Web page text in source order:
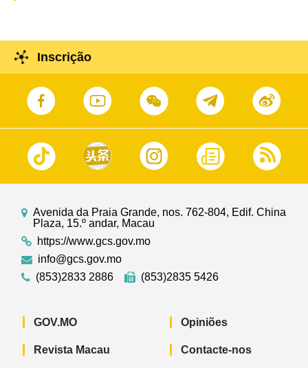
Inscrição
Avenida da Praia Grande, nos. 762-804, Edif. China
Plaza, 15.º andar, Macau
https://www.gcs.gov.mo
info@gcs.gov.mo
(853)2833 2886
(853)2835 5426
GOV.MO
Revista Macau
Opiniões
Contacte-nos